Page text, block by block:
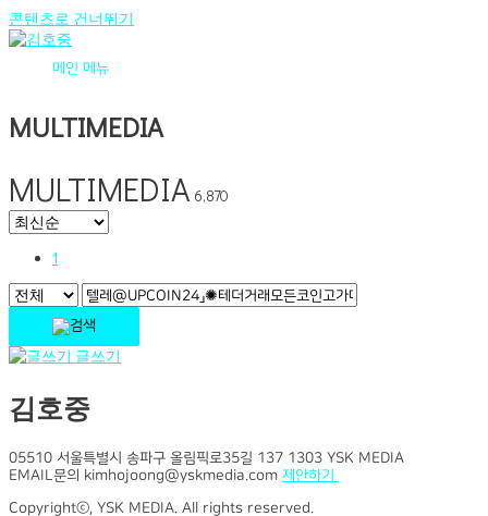
콘텐츠로 건너뛰기
메인 메뉴
MULTIMEDIA
MULTIMEDIA 6,870
1
글쓰기
김호중
05510 서울특별시 송파구 올림픽로35길 137 1303 YSK MEDIA
EMAIL문의 kimhojoong@yskmedia.com 제안하기
Copyrightⓒ, YSK MEDIA. All rights reserved.